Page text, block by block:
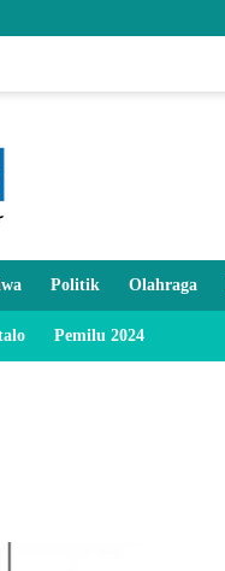
Politik Olahraga
Pemilu 2024